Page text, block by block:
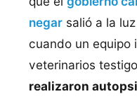
negarsalió a la
cuando un equipo
veterinarios
realizaron